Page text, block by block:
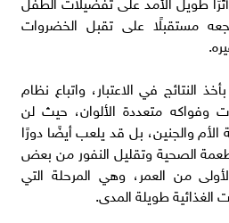
مستقبلًا على تقبل الخضروات
النتائج في الاعتبار، واتباع نظام
متعددة الألوان، حيث لن
والجنين، بل قد يلعب أيضًا دورًا
الصحية وتقليل النفور من بعض
من العمر، وهي المرحلة التي
الغذائية طويلة المدى.